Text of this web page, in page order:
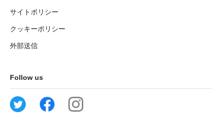
サイトポリシー
クッキーポリシー
外部送信
Follow us